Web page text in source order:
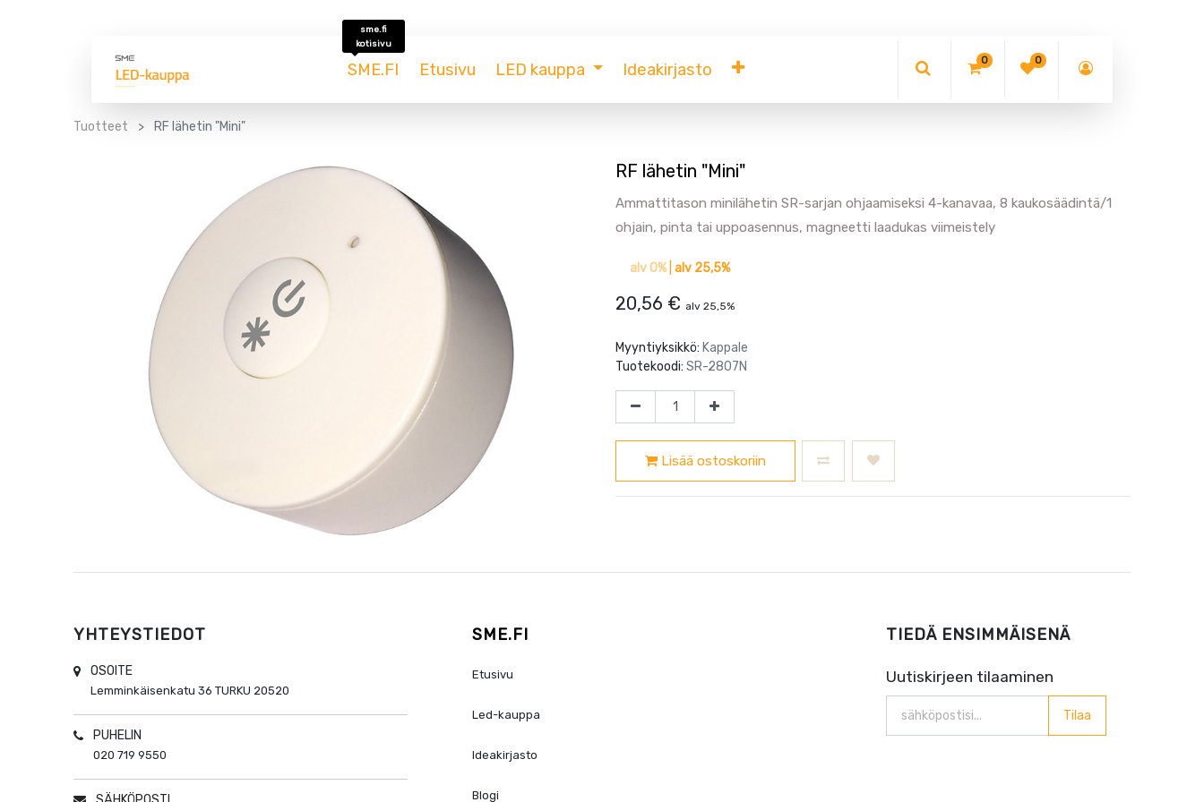
SME.FI
sme.fi
kotisivu
Etusivu LED kauppa Ideakirjasto 0 0
Tuotteet RF lähetin "Mini"
RF lähetin "Mini"
Ammattitason minilähetin SR-sarjan ohjaamiseksi 4-kanavaa, 8 kaukosäädintä/1
ohjain, pinta tai uppoasennus, magneetti laadukas viimeistely
alv 0%| alv 25,5%
20,56 € alv 25,5%
Myyntiyksikkö: Kappale
Tuotekoodi: SR-2807N
Lisää ostoskoriin
YHTEYSTIEDOT
OSOITE
Lemminkäisenkatu 36 TURKU 20520
PUHELIN
020 719 9550
SME.FI
Etusivu
Led-kauppa
Ideakirjasto
Blogi
TIEDÄ ENSIMMÄISENÄ
Uutiskirjeen tilaaminen
Tilaa